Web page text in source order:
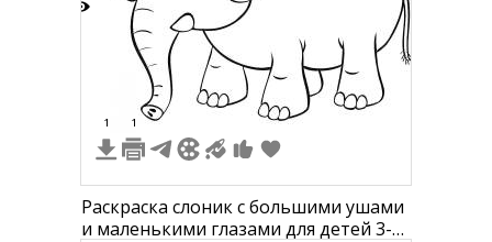
1 1
Раскраска слоник с большими ушами
и маленькими глазами для детей 3-4